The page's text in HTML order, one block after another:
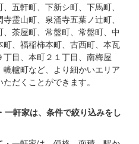
五軒町、下新シ町、下馬町、
霊山町、泉涌寺五葉ノ辻町、
茶屋町、常盤町、常盤町、中
、福稲柿本町、古西町、本瓦
目、本町２１丁目、南梅屋
轤町など、より細かいエリア
だくことができます。
一軒家は、条件で絞り込みをし